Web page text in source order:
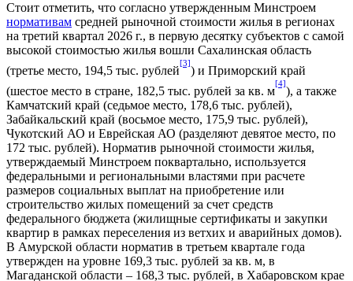
Стоит отметить, что согласно утвержденным Минстроем
нормативам средней рыночной стоимости жилья в регионах
на третий квартал 2026 г., в первую десятку субъектов с самой
высокой стоимостью жилья вошли Сахалинская область
(третье место, 194,5 тыс. рублей
[3]
) и Приморский край
(шестое место в стране, 182,5 тыс. рублей за кв. м
[4]
), а также
Камчатский край (седьмое место, 178,6 тыс. рублей),
Забайкальский край (восьмое место, 175,9 тыс. рублей),
Чукотский АО и Еврейская АО (разделяют девятое место, по
172 тыс. рублей). Норматив рыночной стоимости жилья,
утверждаемый Минстроем поквартально, используется
федеральными и региональными властями при расчете
размеров социальных выплат на приобретение или
строительство жилых помещений за счет средств
федерального бюджета (жилищные сертификаты и закупки
квартир в рамках переселения из ветхих и аварийных домов).
В Амурской области норматив в третьем квартале года
утвержден на уровне 169,3 тыс. рублей за кв. м, в
Магаданской области – 168,3 тыс. рублей, в Хабаровском крае